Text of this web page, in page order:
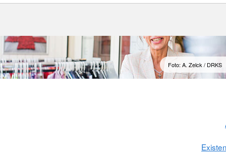
Foto: A. Zelck / DRKS